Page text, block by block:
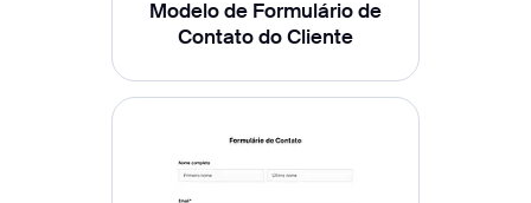
Modelo de Formulário de
Contato do Cliente